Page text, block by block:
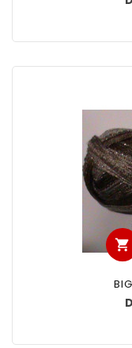
shopping_cart